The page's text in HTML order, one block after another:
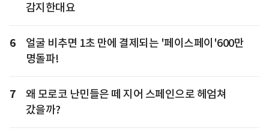
감지한대요
6
얼굴 비추면 1초 만에 결제되는 '페이스페이'600만
명돌파!
7
왜 모로코 난민들은 떼 지어 스페인으로 헤엄쳐
갔을까?